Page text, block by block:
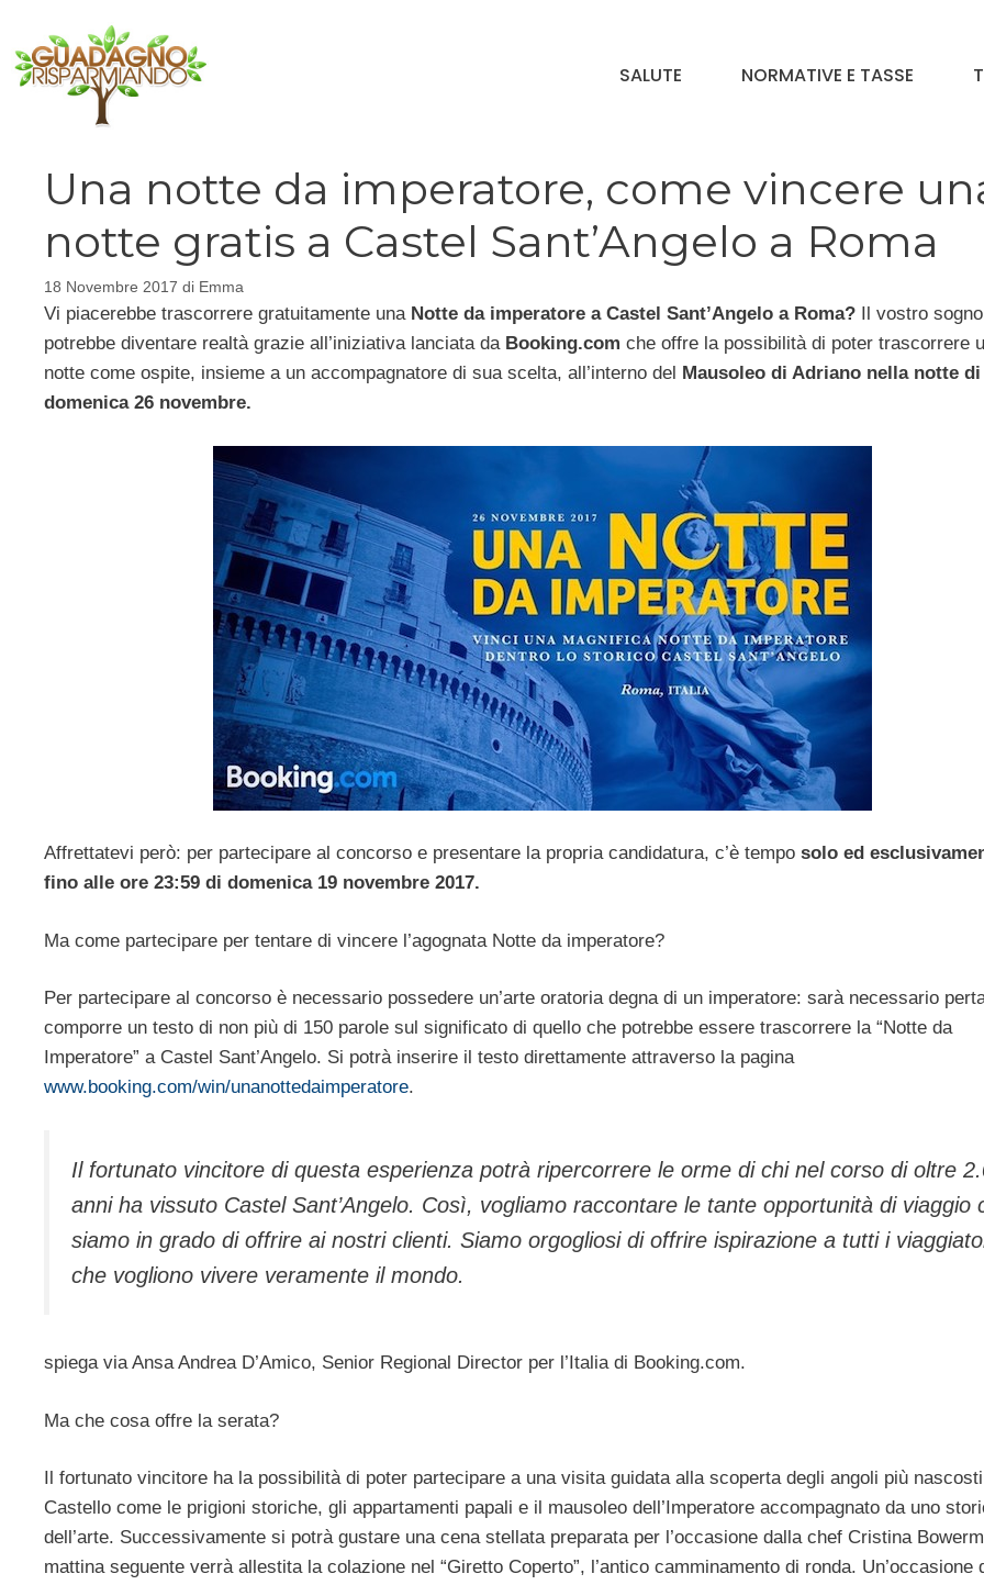
contenuto
SALUTE NORMATIVE E TASSE
Una notte da imperatore, come vincere
notte gratis a Castel Sant’Angelo a Roma
18 Novembre 2017 di Emma
Vi piacerebbe trascorrere gratuitamente unaNotte da imperatore a Castel Sant’Angelo a Roma? Il vostro sogno
potrebbe diventare realtà grazie all’iniziativa lanciata da Booking.com che offre la possibilità di poter trascorrere
notte come ospite, insieme a un accompagnatore di sua scelta, all’interno del
Mausoleo di Adriano nella notte di
domenica 26 novembre.
Affrettatevi però: per partecipare al concorso e presentare la propria candidatura, c’è tempo solo ed
fino alle ore 23:59 di domenica 19 novembre 2017.
Ma come partecipare per tentare di vincere l’agognata Notte da imperatore?
Per partecipare al concorso è necessario possedere un’arte oratoria degna di un imperatore: sarà necessario
comporre un testo di non più di 150 parole sul significato di quello che potrebbe essere trascorrere la “Notte da
Imperatore” a Castel Sant’Angelo. Si potrà inserire il testo direttamente attraverso la pagina
www.booking.com/win/unanottedaimperatore.
Il fortunato vincitore di questa esperienza potrà ripercorrere le orme di chi nel corso di oltre
anni ha vissuto Castel Sant’Angelo. Così, vogliamo raccontare le tante opportunità di viaggio
siamo in grado di offrire ai nostri clienti. Siamo orgogliosi di offrire ispirazione a tutti i
che vogliono vivere veramente il mondo.
spiega via Ansa Andrea D’Amico, Senior Regional Director per l’Italia di Booking.com.
Ma che cosa offre la serata?
Il fortunato vincitore ha la possibilità di poter partecipare a una visita guidata alla scoperta degli angoli più
Castello come le prigioni storiche, gli appartamenti papali e il mausoleo dell’Imperatore accompagnato da uno
dell’arte. Successivamente si potrà gustare una cena stellata preparata per l’occasione dalla chef Cristina
mattina seguente verrà allestita la colazione nel “Giretto Coperto”, l’antico camminamento di ronda. Un’occasione